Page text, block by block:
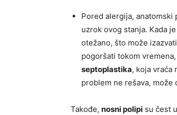
Pored alergija,
uzrok ovog stanja. Kada
otežano, što može
pogoršati tokom
septoplastika, koja vraća
problem ne rešava,
Takođe, nosni polipi su čest